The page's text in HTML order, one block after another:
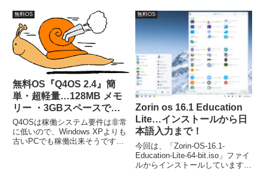
システムフォントで、みやすく操
作しやすくします。本体のフォン
トサイズ変更より20％～1000％
に調整可能。
sourceforge.net よりダウンロー
ドできます。
無料OS
無料OS『Q4OS 2.4』簡
単・超軽量…128MB メモ
リー ・3GBスペースで
OK！
Q4OSは稼働システム要件は非常
に低いので、Windows XPよりも
古いPCでも稼働出来そうです。
無料OS
Zorin os 16.1 Education
Lite…インストールから日
本語入力まで！
今回は、「Zorin-OS-16.1-
Education-Lite-64-bit.iso」ファイ
ルからインストールしています。